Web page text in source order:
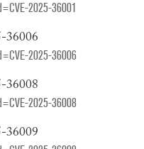
2025-36001
36006
2025-36006
36008
2025-36008
36009